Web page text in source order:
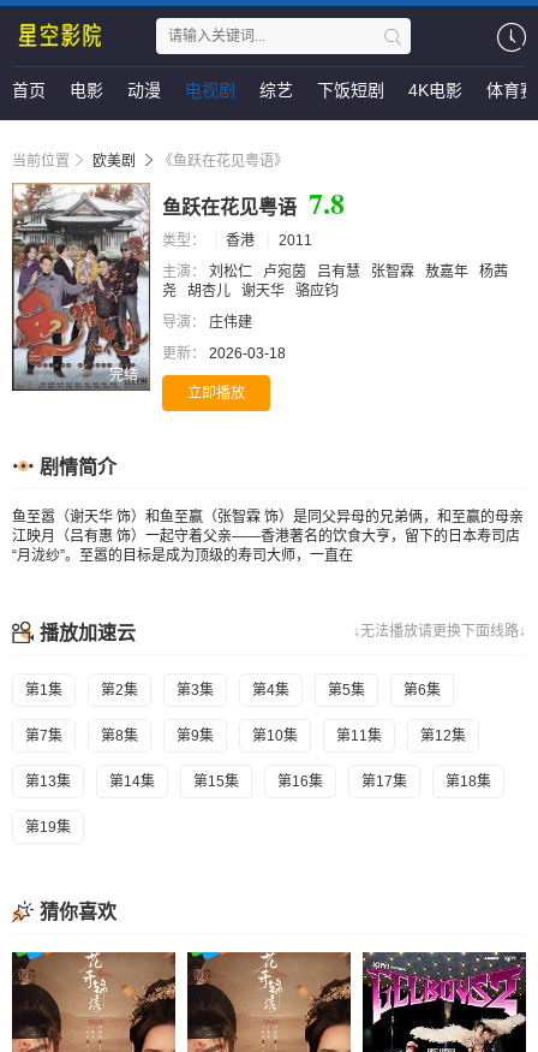
首页 电影 动漫 电视剧 综艺 下饭短剧 4K电影 体育
当前位置 欧美剧 《鱼跃在花见粤语》
完结
鱼跃在花见粤语 7.8
类型： 香港
2011
主演：
刘松仁 卢宛茵 吕有慧 张智霖 敖嘉年
杨茜
尧
胡杏儿 谢天华
骆应钧
导演：
庄伟建
更新：
2026-03-18
立即播放
剧情简介
鱼至嚣（谢天华 饰）和鱼至赢（张智霖 饰）是同父异母的兄弟俩，和至赢的母亲
江映月（吕有惠 饰）一起守着父亲——香港著名的饮食大亨，留下的日本寿司店
“月泷纱”。至嚣的目标是成为顶级的寿司大师，一直在
↓无法播放请更换下面线路↓
播放加速云
第1集 第2集 第3集 第4集 第5集 第6集
第7集 第8集 第9集 第10集 第11集 第12集
第13集 第14集 第15集 第16集 第17集 第18集
第19集
猜你喜欢